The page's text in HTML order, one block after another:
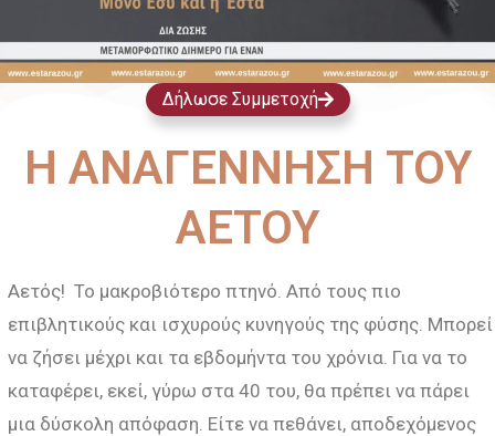
Δήλωσε Συμμετοχή
Η ΑΝΑΓΕΝΝΗΣΗ ΤΟΥ
ΑΕΤΟΥ
Αετός! Το μακροβιότερο πτηνό. Από τους πιο
επιβλητικούς και ισχυρούς κυνηγούς της φύσης. Μπορεί
να ζήσει μέχρι και τα εβδομήντα του χρόνια. Για να το
καταφέρει, εκεί, γύρω στα 40 του, θα πρέπει να πάρει
μια δύσκολη απόφαση. Είτε να πεθάνει, αποδεχόμενος